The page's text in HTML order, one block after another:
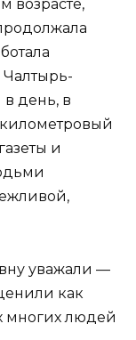
возрасте,
Чалтырь-
в день, в
и
уважали —
как
многих людей